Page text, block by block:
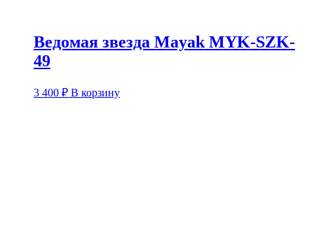
Ведомая звезда Mayak MYK-SZK-
49
3 400 ₽ В корзину